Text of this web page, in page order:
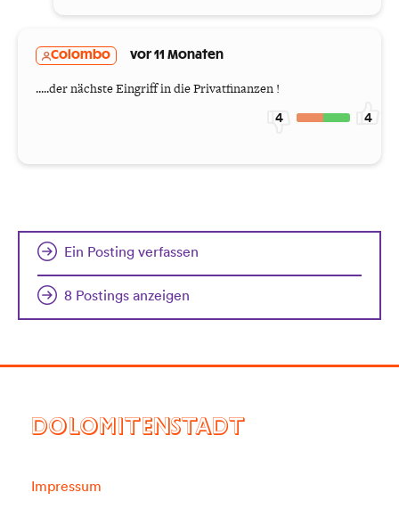
Colombo vor 11 Monaten
.....der nächste Eingriff in die Privatfinanzen !
4 4
Ein Posting verfassen
8 Postings anzeigen
DOLOMITENSTADT
Impressum